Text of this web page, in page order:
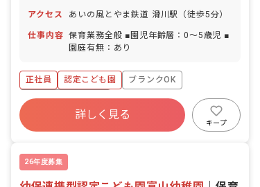
アクセス あいの風とやま鉄道 滑川駅（徒歩5分）
仕事内容 保育業務全般 ■園児年齢層：0～5歳児 ■
園庭有無：あり
正社員 認定こども園
ブランクOK
ボーナス・賞与あり
寮・住宅・家賃補助あり
社会保険完備
残業少なめ
詳しく見る
キープ
26年度募集